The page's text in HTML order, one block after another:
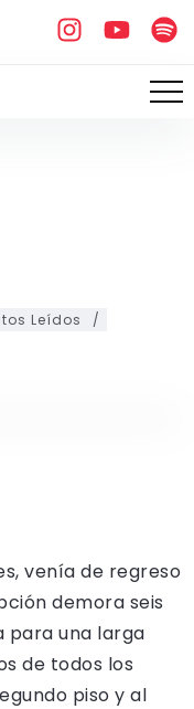
Leídos
venía de regreso
demora seis
para una larga
de todos los
piso y al